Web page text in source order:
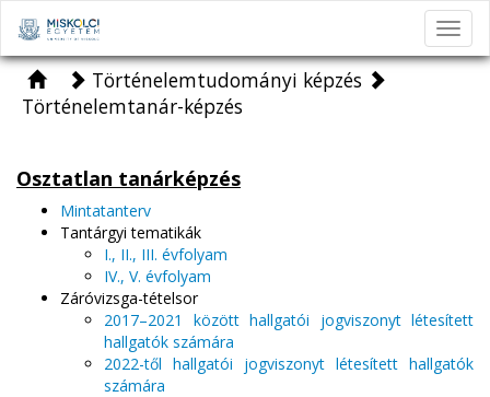
Történelemtudományi képzés
Történelemtanár-képzés
Osztatlan tanárképzés
Mintatanterv
Tantárgyi tematikák
I., II., III. évfolyam
IV., V. évfolyam
Záróvizsga-tételsor
2017–2021 között hallgatói jogviszonyt létesített
hallgatók számára
2022-től hallgatói jogviszonyt létesített hallgatók
számára